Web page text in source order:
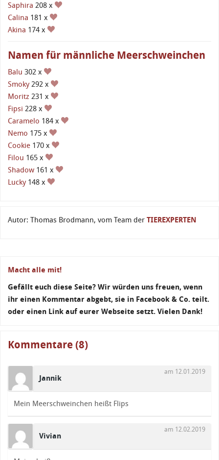
Saphira 208 x
Calina 181 x
Akina 174 x
Namen für männliche Meerschweinchen
Balu 302 x
Smoky 292 x
Moritz 231 x
Fipsi 228 x
Caramelo 184 x
Nemo 175 x
Cookie 170 x
Filou 165 x
Shadow 161 x
Lucky 148 x
Autor: Thomas Brodmann, vom Team der TIEREXPERTEN
Macht alle mit!
Gefällt euch diese Seite? Wir würden uns freuen, wenn
ihr einen Kommentar abgebt, sie in Facebook & Co. teilt.
oder einen Link auf eurer Webseite setzt. Vielen Dank!
Kommentare (8)
Jannik
am 12.01.2019
Mein Meerschweinchen heißt Flips
Vivian
am 12.02.2019